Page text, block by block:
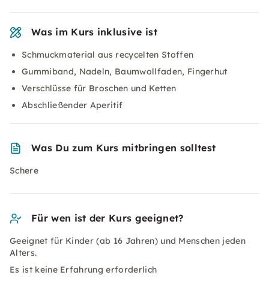
Was im Kurs inklusive ist
Schmuckmaterial aus recycelten Stoffen
Gummiband, Nadeln, Baumwollfaden, Fingerhut
Verschlüsse für Broschen und Ketten
Abschließender Aperitif
Was Du zum Kurs mitbringen solltest
Schere
Für wen ist der Kurs geeignet?
Geeignet für Kinder (ab 16 Jahren) und Menschen jeden
Alters.
Es ist keine Erfahrung erforderlich